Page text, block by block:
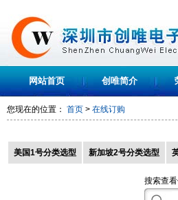
网站首页 创唯简介
您现在的位置： 首页 > 在线订购
美国1号分类选型 新加坡2号分类选型
搜索查